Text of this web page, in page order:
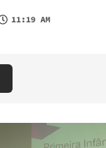
11:19 AM